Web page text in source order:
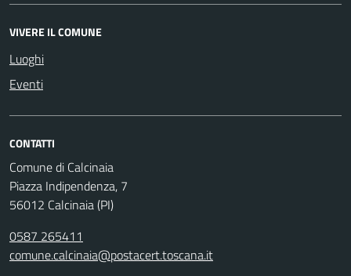
VIVERE IL COMUNE
Luoghi
Eventi
CONTATTI
Comune di Calcinaia
Piazza Indipendenza, 7
56012 Calcinaia (PI)
0587 265411
comune.calcinaia@postacert.toscana.it